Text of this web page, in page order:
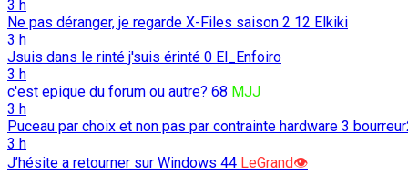
3 h
Ne pas déranger, je regarde X-Files saison 2 12 Elkiki
3 h
Jsuis dans le rinté j'suis érinté 0 El_Enfoiro
3 h
c'est epique du forum ou autre? 68 MJJ
3 h
Puceau par choix et non pas par contrainte hardware 3
3 h
J’hésite a retourner sur Windows 44 LeGrand👁️